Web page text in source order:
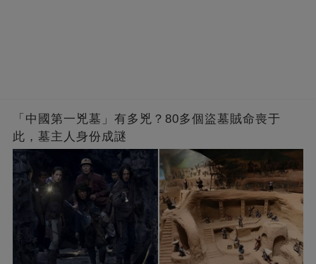
「中國第一兇墓」有多兇？80多個盜墓賊命喪于
此，墓主人身份成謎